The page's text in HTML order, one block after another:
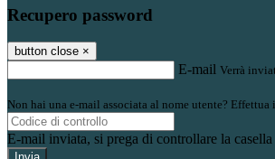
Recupero password
button close ×
E-mail Verrà
Non hai una e-mail associata al nome utente?
E-mail inviata, si prega di controllare la